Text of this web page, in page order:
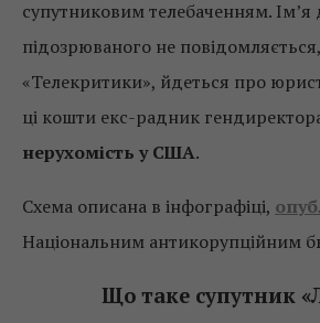
супутниковим телебаченням. Ім’я
підозрюваного не
«Телекритики», йдеться про
ці кошти екс-радник
нерухомість у США.
Схема описана в інфографіці,
Національним антикорупційним
Що таке супутник